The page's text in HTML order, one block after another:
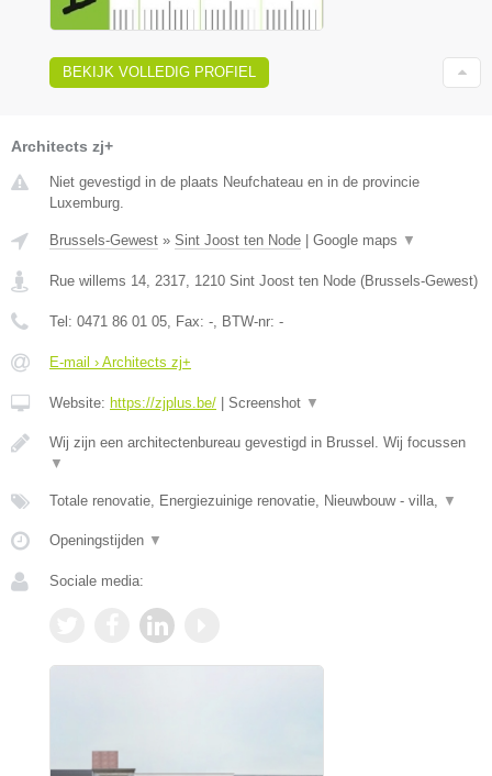
BEKIJK VOLLEDIG PROFIEL
Architects zj+
Niet gevestigd in de plaats Neufchateau en in de provincie
Luxemburg.
Brussels-Gewest » Sint Joost ten Node | Google maps ▼
Rue willems 14, 2317 1210 Sint Joost ten Node (Brussels-Gewest)
Tel: 0471 86 01 05 , Fax: - , BTW-nr: -
E-mail › Architects zj+
Website: https://zjplus.be/ | Screenshot ▼
Wij zijn een architectenbureau gevestigd in Brussel. Wij focussen
▼
Totale renovatie, Energiezuinige renovatie, Nieuwbouw - villa, ▼
Openingstijden ▼
Sociale media: